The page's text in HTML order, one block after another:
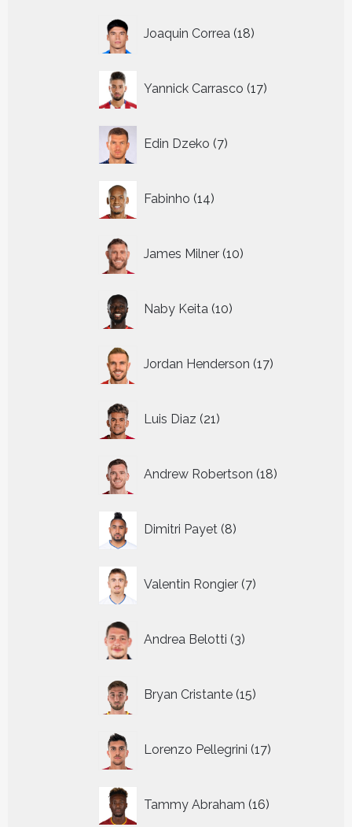
Joaquin Correa 18
producten
Yannick Carrasco 17
producten
Edin Dzeko 7
producten
Fabinho 14
producten
James Milner 10
producten
Naby Keita 10
producten
Jordan Henderson 17
producten
Luis Diaz 21
producten
Andrew Robertson 18
producten
Dimitri Payet 8
producten
Valentin Rongier 7
producten
Andrea Belotti 3
producten
Bryan Cristante 15
producten
Lorenzo Pellegrini 17
producten
Tammy Abraham 16
producten